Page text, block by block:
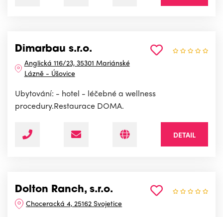
Dimarbau s.r.o.
Anglická 116/23, 35301 Mariánské
Lázně - Úšovice
Ubytování: - hotel - léčebné a wellness
procedury.Restaurace DOMA.
DETAIL
Dolton Ranch, s.r.o.
Choceracká 4, 25162 Svojetice